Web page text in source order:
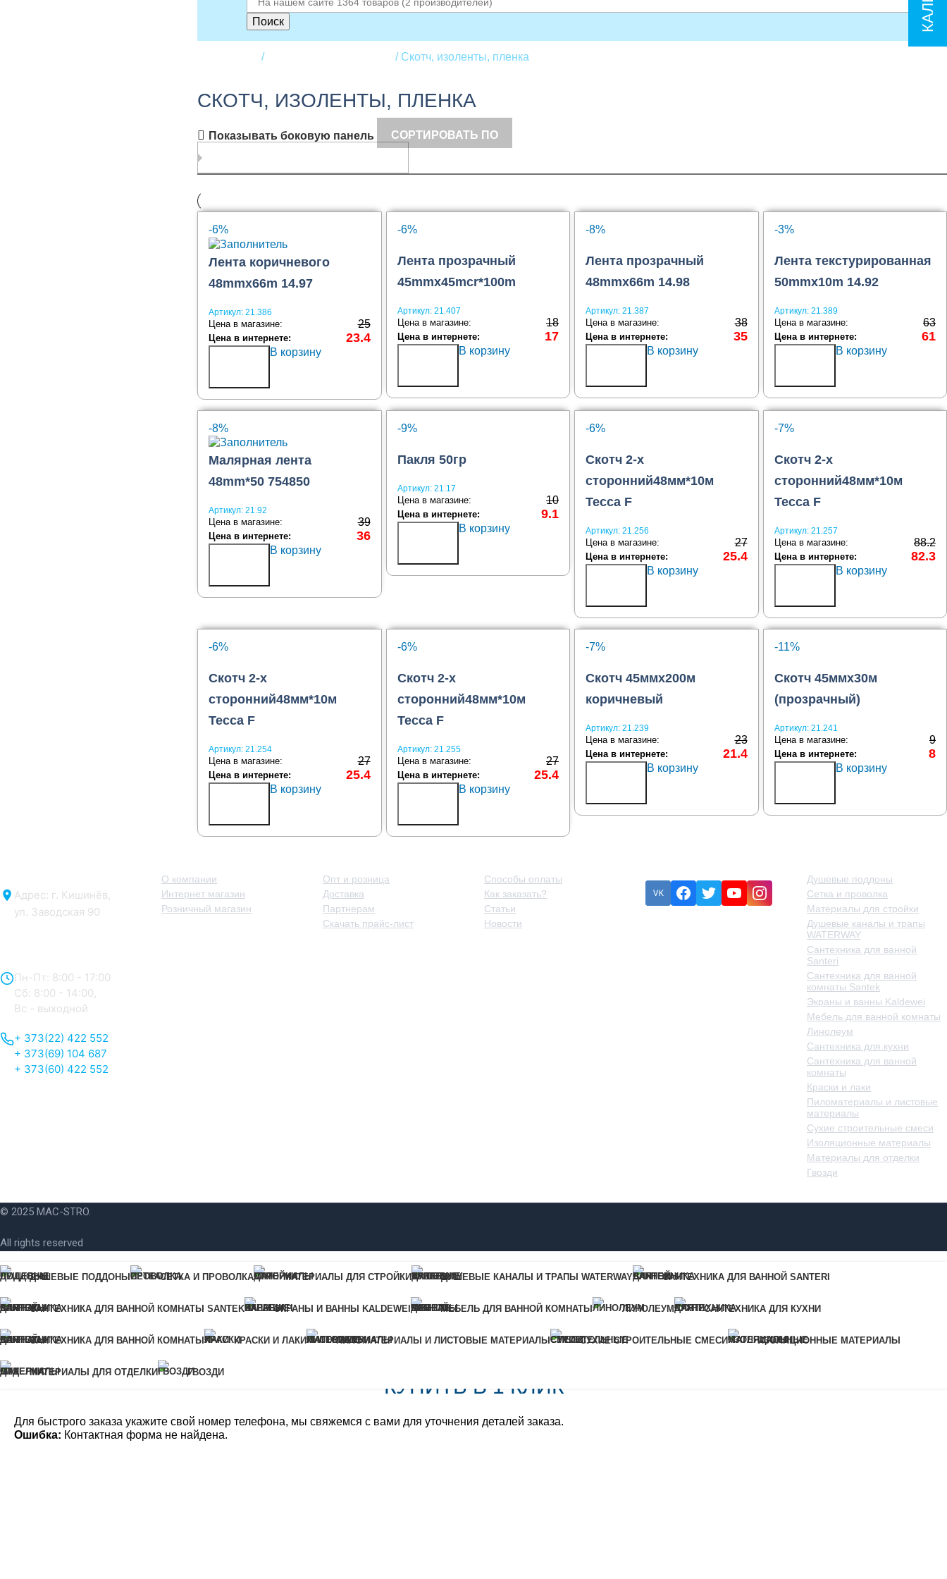
ДУШЕВЫЕ ПОДДОНЫ СЕТКА И ПРОВОЛКА МАТЕРИАЛЫ ДЛЯ СТРОЙКИ ДУШЕВЫЕ КАНАЛЫ И ТРАПЫ WATERWAY САНТЕХНИКА ДЛЯ ВАННОЙ SANTERI
САНТЕХНИКА ДЛЯ ВАННОЙ КОМНАТЫ SANTEK ЭКРАНЫ И ВАННЫ KALDEWEI МЕБЕЛЬ ДЛЯ ВАННОЙ КОМНАТЫ ЛИНОЛЕУМ САНТЕХНИКА ДЛЯ КУХНИ
САНТЕХНИКА ДЛЯ ВАННОЙ КОМНАТЫ КРАСКИ И ЛАКИ ПИЛОМАТЕРИАЛЫ И ЛИСТОВЫЕ МАТЕРИАЛЫ СУХИЕ СТРОИТЕЛЬНЫЕ СМЕСИ ИЗОЛЯЦИОННЫЕ МАТЕРИАЛЫ
МАТЕРИАЛЫ ДЛЯ ОТДЕЛКИ ГВОЗДИ
Поиск
Скотч, изоленты, пленка
СКОТЧ, ИЗОЛЕНТЫ, ПЛЕНКА
Показывать боковую панель СОРТИРОВАТЬ ПО
-6%
Лента коричневого
48mmx66m 14.97
Артикул: 21.386
Цена в магазине: 25
Цена в интернете: 23.4
В корзину
-6%
Лента прозрачный
45mmx45mcr*100m
Артикул: 21.407
Цена в магазине: 18
Цена в интернете: 17
В корзину
-8%
Лента прозрачный
48mmx66m 14.98
Артикул: 21.387
Цена в магазине: 38
Цена в интернете: 35
В корзину
-3%
Лента текстурированная
50mmx10m 14.92
Артикул: 21.389
Цена в магазине: 63
Цена в интернете: 61
В корзину
-8%
Малярная лента
48mm*50 754850
Артикул: 21.92
Цена в магазине: 39
Цена в интернете: 36
В корзину
-9%
Пакля 50гр
Артикул: 21.17
Цена в магазине: 10
Цена в интернете: 9.1
В корзину
-6%
Скотч 2-х
сторонний48мм*10м
Tecca F
Артикул: 21.256
Цена в магазине: 27
Цена в интернете: 25.4
В корзину
-7%
Скотч 2-х
сторонний48мм*10м
Tecca F
Артикул: 21.257
Цена в магазине: 88.2
Цена в интернете: 82.3
В корзину
-6%
Скотч 2-х
сторонний48мм*10м
Tecca F
Артикул: 21.254
Цена в магазине: 27
Цена в интернете: 25.4
В корзину
-6%
Скотч 2-х
сторонний48мм*10м
Tecca F
Артикул: 21.255
Цена в магазине: 27
Цена в интернете: 25.4
В корзину
-7%
Скотч 45ммх200м
коричневый
Артикул: 21.239
Цена в магазине: 23
Цена в интернете: 21.4
В корзину
-11%
Скотч 45ммх30м
(прозрачный)
Артикул: 21.241
Цена в магазине: 9
Цена в интернете: 8
В корзину
Адрес: г. Кишинёв,
ул. Заводская 90
Пн-Пт: 8:00 - 17:00
Сб: 8:00 - 14:00,
Вс - выходной
+ 373(22) 422 552
+ 373(69) 104 687
+ 373(60) 422 552
О компании
Интернет магазин
Розничный магазин
Опт и розница
Доставка
Партнерам
Скачать прайс-лист
Способы оплаты
Как заказать?
Статьи
Новости
Душевые поддоны
Сетка и проволка
Материалы для стройки
Душевые каналы и трапы
WATERWAY
Сантехника для ванной
Santeri
Сантехника для ванной
комнаты Santek
Экраны и ванны Kaldewei
Мебель для ванной комнаты
Линолеум
Сантехника для кухни
Сантехника для ванной
комнаты
Краски и лаки
Пиломатериалы и листовые
материалы
Сухие строительные смеси
Изоляционные материалы
Материалы для отделки
Гвозди
© 2025 MAC-STRO.
All rights reserved
Купить в 1 клик
Для быстрого заказа укажите свой номер телефона, мы свяжемся с вами для уточнения деталей заказа.
КУПИТЬ В 1 КЛИК
Для быстрого заказа укажите свой номер телефона, мы свяжемся с вами для уточнения деталей заказа.
Ошибка: Контактная форма не найдена.